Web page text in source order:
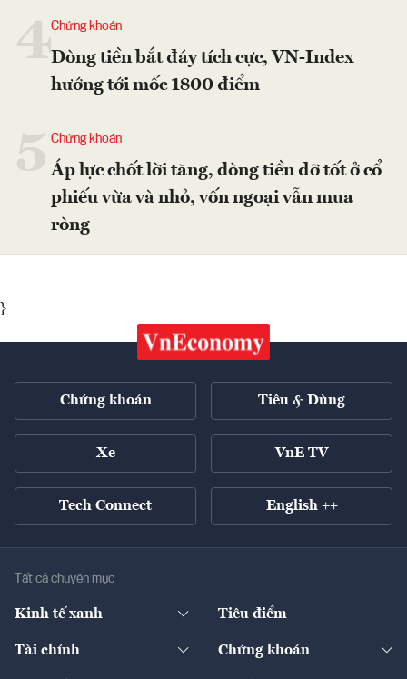
4Chứng khoán
Dòng tiền bắt đáy tích cực, VN-Index
hướng tới mốc 1800 điểm
Chứng khoán
Áp lực chốt lời tăng, dòng tiền đỡ tốt ở cổ
phiếu vừa và nhỏ, vốn ngoại vẫn mua
ròng
}
Chứng khoán Tiêu & Dùng
Xe VnE TV
Tech Connect English ++
Tất cả chuyên mục
Kinh tế xanh Tiêu điểm
Tài chính
Ngân hàng
Chứng khoán
Doanh nghiệp niêm yết